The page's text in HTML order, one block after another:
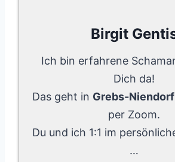
Birgit
Ich bin erfahrene
Dich da!
Das geht in Grebs-Niendorf
per Zoom.
Du und ich 1:1 im
…